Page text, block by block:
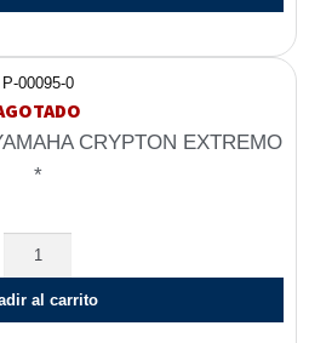
P-00095-0
CRYPTON EXTREMO
*
al carrito